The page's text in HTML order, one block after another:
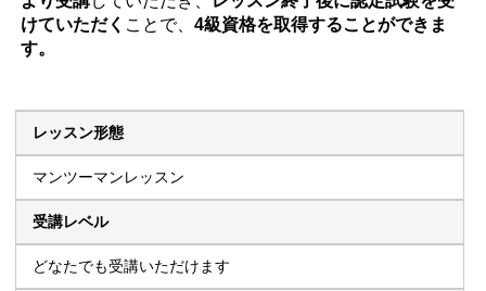
けていただく ことで、4級資格を取得することができま
す。
レッスン形態
マンツーマンレッスン
受講レベル
どなたでも受講いただけます